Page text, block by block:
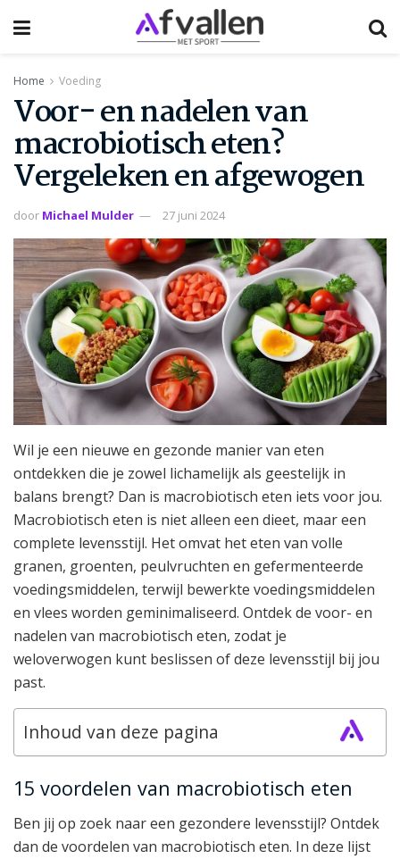
Home Voeding
Voor- en nadelen van
macrobiotisch eten?
Vergeleken en afgewogen
door Michael Mulder 27 juni 2024
Wil je een nieuwe en gezonde manier van eten
ontdekken die je zowel lichamelijk als geestelijk in
balans brengt? Dan is macrobiotisch eten iets voor jou.
Macrobiotisch eten is niet alleen een dieet, maar een
complete levensstijl. Het omvat het eten van volle
granen, groenten, peulvruchten en gefermenteerde
voedingsmiddelen, terwijl bewerkte voedingsmiddelen
en vlees worden geminimaliseerd. Ontdek de voor- en
nadelen van macrobiotisch eten, zodat je
weloverwogen kunt beslissen of deze levensstijl bij jou
past.
Inhoud van deze pagina
15 voordelen van macrobiotisch eten
Ben jij op zoek naar een gezondere levensstijl? Ontdek
dan de voordelen van macrobiotisch eten. In deze lijst